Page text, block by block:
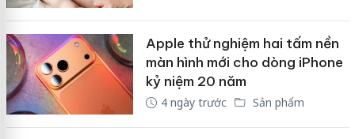
Apple thử nghiệm hai tấm nền
màn hình mới cho dòng iPhone
kỷ niệm 20 năm
4 ngày trước Sản phẩm